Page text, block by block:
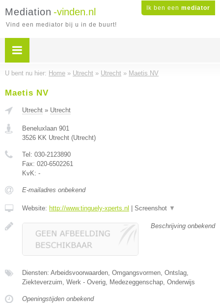
Ik ben een mediator
Mediation -vinden.nl
Vind een mediator bij u in de buurt!
U bent nu hier: Home » Utrecht » Utrecht » Maetis NV
Maetis NV
Utrecht » Utrecht
Beneluxlaan 901
3526 KK Utrecht (Utrecht)
Tel: 030-2123890
Fax: 020-6502261
KvK: -
E-mailadres onbekend
Website: http://www.tinguely-xperts.nl Screenshot ▼
Beschrijving onbekend
Diensten: Arbeidsvoorwaarden, Omgangsvormen, Ontslag,
Ziekteverzuim, Werk - Overig, Medezeggenschap, Onderwijs
Openingstijden onbekend